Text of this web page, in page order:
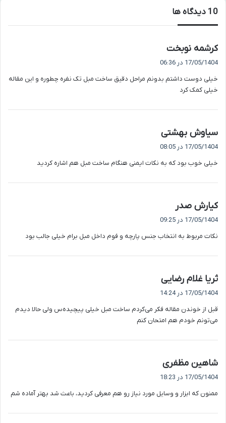
‫10 دیدگاه ها
کرشمه نوبخت
ف
:
17/05/1404 در 06:36
خیلی دوست داشتم بدونم مراحل دقیق ساخت مبل تک نفره چطوره و این مقاله
خیلی کمک کرد
سیاوش بهشتی
17/05/1404 در 08:05
خیلی خوب بود که به نکات ایمنی هنگام ساخت مبل هم اشاره کردید
کیارش صدر
ف
:
17/05/1404 در 09:25
نکات مربوط به انتخاب جنس پارچه و فوم داخل مبل برام خیلی جالب بود
ثریا غلام رضایی
:
17/05/1404 در 14:24
قبل از خوندن مقاله فکر می‌کردم ساخت مبل خیلی پیچیده‌س ولی حالا دیدم
می‌تونم خودم هم امتحان کنم
شاهین مظفری
ف
:
17/05/1404 در 18:23
ممنون که ابزار و وسایل مورد نیاز رو هم معرفی کردید، باعث شد بهتر آماده شم